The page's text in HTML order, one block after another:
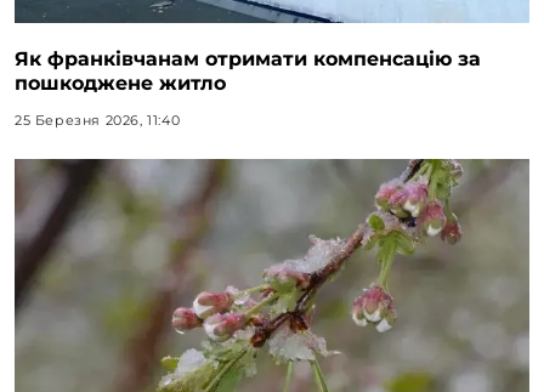
Як франківчанам отримати компенсацію за
пошкоджене житло
25 Березня 2026, 11:40